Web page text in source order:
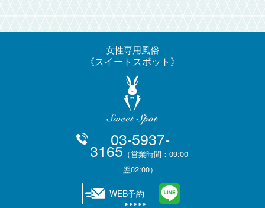
女性専用風俗
スイートスポット
03-5937-
3165 （営業時間：09:00-
翌02:00）
WEB予約